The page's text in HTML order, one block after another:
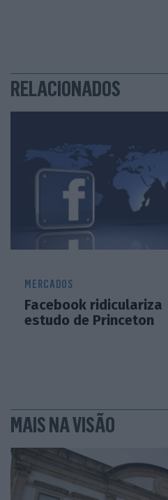
RELACIONADOS
MERCADOS
Facebook ridiculariza
estudo de Princeton
MAIS NA VISÃO